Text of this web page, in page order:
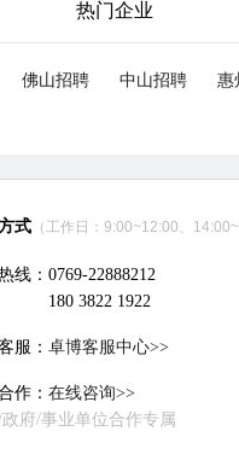
热门企业
佛山招聘 中山招聘
惠
式 （工作日：9:00~12:00、
线：0769-22888212
180 3822 1922
服： 卓博客服中心>>
作： 在线咨询>>
府/事业单位合作专属